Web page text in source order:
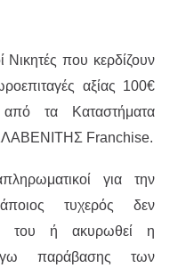
Νικητές που κερδίζουν
αξίας 100€
τα Καταστήματα
Franchise.
για την
τυχερός δεν
του ή ακυρωθεί η
παράβασης των